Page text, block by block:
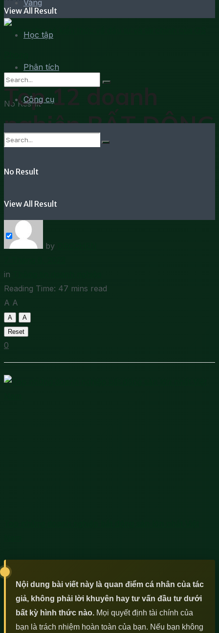
Vàng
Học tập
Phân tích
Công cụ
No Result
View All Result
View All Result
No Result
Top 12 doanh
nghiệp BẤT ĐỘNG
SẢN lớn nhất Việt
Nam
by
in
Reading Time: 47 mins read
A A
A
A
Reset
0
Nội dung bài viết này là quan điểm cá nhân của tác
giả, không phải lời khuyên hay tư vấn đầu tư dưới
bất kỳ hình thức nào. Mọi quyết định tài chính của
bạn là trách nhiệm hoàn toàn của bạn. Nếu bạn không